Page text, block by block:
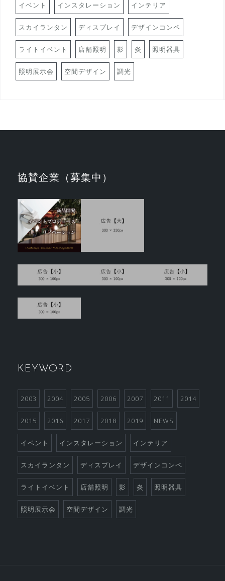
イベント インスタレーション インテリア
スカイランタン ディスプレイ デザインコンペ
ライトイベント 店舗照明 影 炎 照明器具
照明展示会 空間デザイン 調光
協賛企業（募集中）
KEYWORD
2003 2004 2005 2006 2007 2011 2014
2015 2016 2017 2018 2019 NEWS
イベント インスタレーション インテリア
スカイランタン ディスプレイ デザインコンペ
ライトイベント 店舗照明 影 炎 照明器具
照明展示会 空間デザイン 調光